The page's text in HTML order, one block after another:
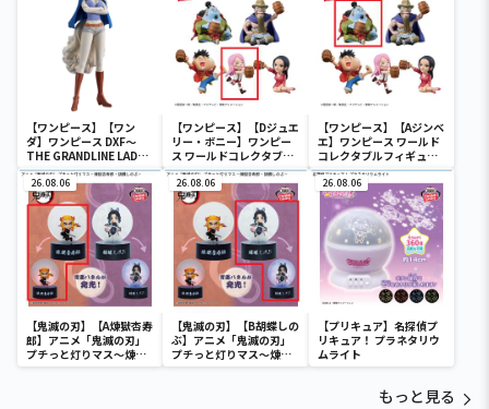
【ワンピース】【ワン
ダ】ワンピース DXF～
THE GRANDLINE LADY
～ワノ国 vol.10
【ワンピース】【Dジュエ
リー・ボニー】ワンピー
ス ワールドコレクタブル
フィギュア-宴1-
【ワンピース】【Aジンベ
エ】ワンピース ワールド
コレクタブルフィギュア-
宴1-
26.08.06
【鬼滅の刃】【A煉獄杏寿
郎】アニメ「鬼滅の刃」
プチっと灯りマス～煉獄
杏寿郎・胡蝶しのぶ～
26.08.06
【鬼滅の刃】【B胡蝶しの
ぶ】アニメ「鬼滅の刃」
プチっと灯りマス～煉獄
杏寿郎・胡蝶しのぶ～
26.08.06
【プリキュア】名探偵プ
リキュア！ プラネタリウ
ムライト
もっと見る